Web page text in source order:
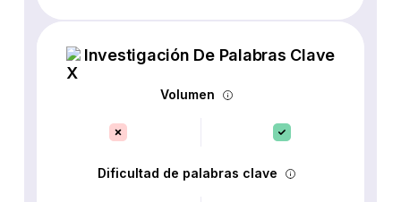
Investigación De Palabras Clave
Volumen
Dificultad de palabras clave